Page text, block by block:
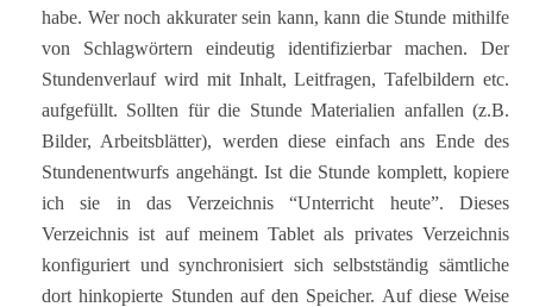
habe. Wer noch akkurater sein kann, kann die Stunde mithilfe
von Schlagwörtern eindeutig identifizierbar machen. Der
Stundenverlauf wird mit Inhalt, Leitfragen, Tafelbildern etc.
aufgefüllt. Sollten für die Stunde Materialien anfallen (z.B.
Bilder, Arbeitsblätter), werden diese einfach ans Ende des
Stundenentwurfs angehängt. Ist die Stunde komplett, kopiere
ich sie in das Verzeichnis “Unterricht heute”. Dieses
Verzeichnis ist auf meinem Tablet als privates Verzeichnis
konfiguriert und synchronisiert sich selbstständig sämtliche
dort hinkopierte Stunden auf den Speicher. Auf diese Weise